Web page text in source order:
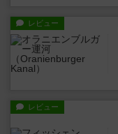
レビュー
レビュー